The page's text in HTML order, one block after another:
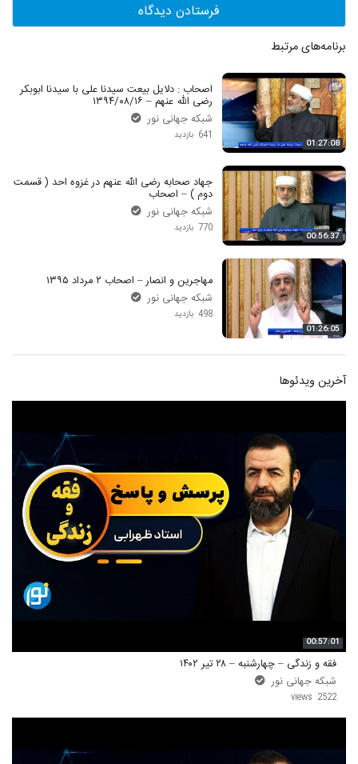
برنامه‌های مرتبط
01:27:08
اصحاب : دلایل بیعت سیدنا علی با سیدنا ابوبکر
رضی الله عنهم – ۱۳۹۴/۰۸/۱۶
شبکه جهانی نور
641 بازدید
00:56:37
جهاد صحابه رضی الله عنهم در غزوه احد ( قسمت
دوم ) – اصحاب
شبکه جهانی نور
770 بازدید
01:26:05
مهاجرین و انصار – اصحاب ۲ مرداد ۱۳۹۵
شبکه جهانی نور
498 بازدید
آخرین ویدئوها
00:57:01
فقه و زندگی – چهارشنبه – ۲۸ تیر ۱۴۰۲
شبکه جهانی نور
2522 views